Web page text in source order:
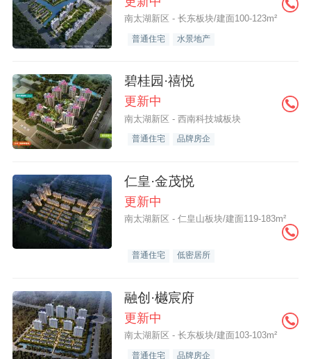
南太湖新区 - 长东板块/建面100-123m²
普通住宅 水景地产
碧桂园·禧悦
更新中
南太湖新区 - 西南科技城板块
普通住宅 品牌房企
仁皇·金茂悦
更新中
南太湖新区 - 仁皇山板块/建面119-183m²
普通住宅 低密居所
融创·樾宸府
更新中
南太湖新区 - 长东板块/建面103-103m²
普通住宅 品牌房企